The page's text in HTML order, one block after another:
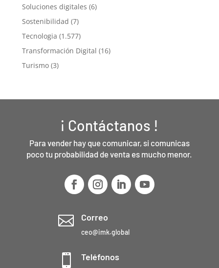
Soluciones digitales (6)
Sostenibilidad (7)
Tecnologia (1.577)
Transformación Digital (16)
Turismo(3)
¡ Contáctanos !
Para vender hay que comunicar, si comunicas
poco tu probabilidad de venta es mucho menor.
 Correo
ceo@imk.global
 Teléfonos